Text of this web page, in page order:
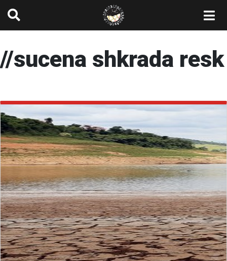
//sucena shkrada resk